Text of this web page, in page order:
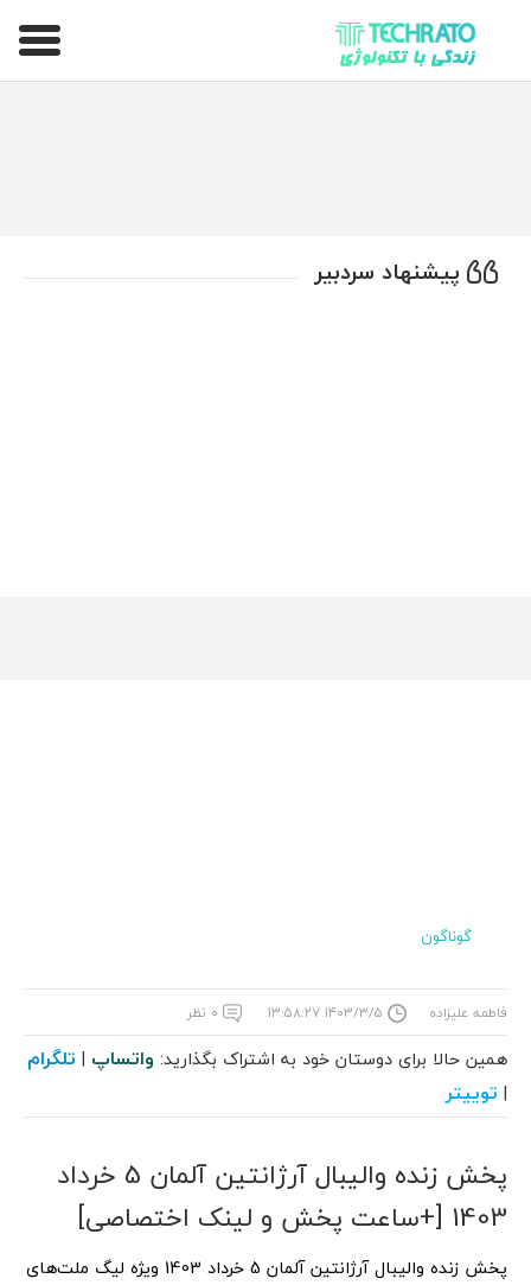
تکراتو – زندگی با تکنولوژی
پیشنهاد سردبیر
گوناگون
فاطمه علیزاده ۱۴۰۳/۳/۵ ۱۳:۵۸:۲۷ ۰ نظر
همین حالا برای دوستان خود به اشتراک بگذارید: واتساپ | تلگرام
| توییتر
پخش زنده والیبال آرژانتین آلمان 5 خرداد
1403 [+ساعت پخش و لینک اختصاصی]
پخش زنده والیبال آرژانتین آلمان 5 خرداد 1403 ویژه لیگ ملت‌های